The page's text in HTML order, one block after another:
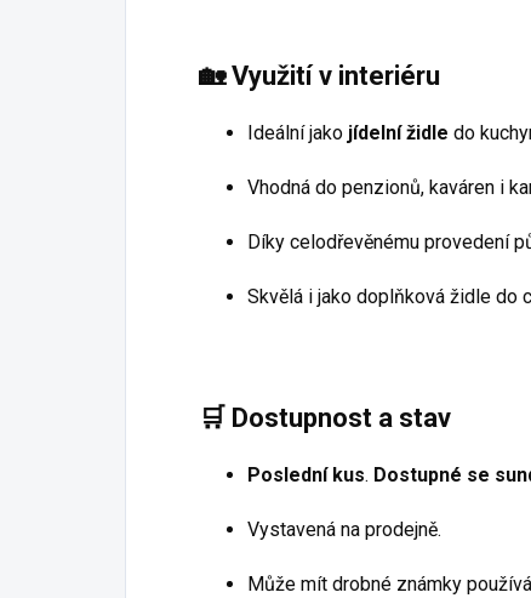
🏡Využití v interiéru
Ideální jako jídelní židle do
Vhodná do penzionů, kaváren i
Díky celodřevěnému provedení
Skvělá i jako doplňková židle do
🛒 Dostupnost a stav
Poslední kus. Dostupné se
Vystavená na prodejně.
Může mít drobné známky